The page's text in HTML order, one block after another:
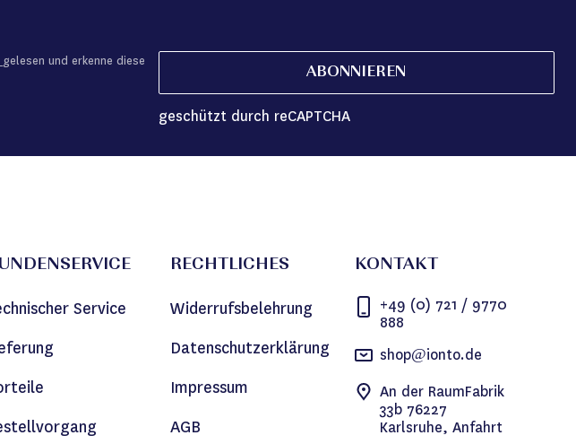
gelesen und erkenne diese
ABONNIEREN
geschützt durch reCAPTCHA
Service
RECHTLICHES
Widerrufsbelehrung
Datenschutzerklärung
Impressum
AGB
KONTAKT
+49 (0) 721 / 9770
888
shop@ionto.de
An der RaumFabrik
33b 76227
Karlsruhe, Anfahrt